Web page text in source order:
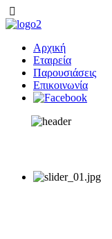
Αρχική
Εταιρεία
Παρουσιάσεις
Επικοινωνία